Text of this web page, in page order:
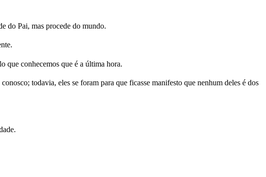
do Pai, mas procede do mundo.
que conhecemos que é a última hora.
todavia, eles se foram para que ficasse manifesto que nenhum deles é dos